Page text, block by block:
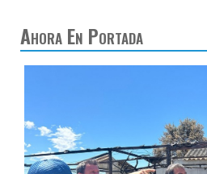
Ahora En Portada